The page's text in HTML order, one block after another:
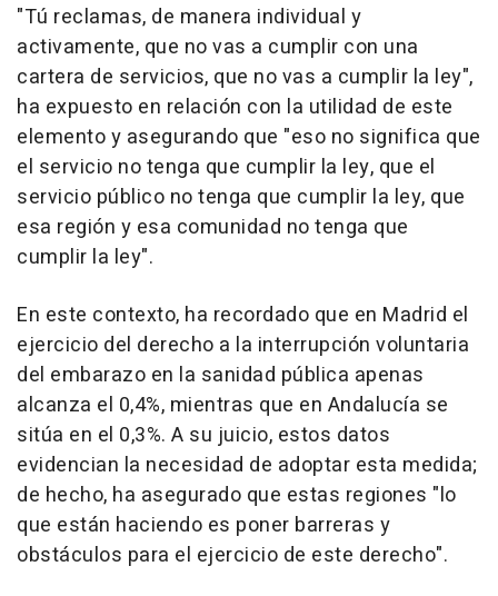
"Tú reclamas, de manera individual y
activamente, que no vas a cumplir con una
cartera de servicios, que no vas a cumplir la ley",
ha expuesto en relación con la utilidad de este
elemento y asegurando que "eso no significa que
el servicio no tenga que cumplir la ley, que el
servicio público no tenga que cumplir la ley, que
esa región y esa comunidad no tenga que
cumplir la ley".
En este contexto, ha recordado que en Madrid el
ejercicio del derecho a la interrupción voluntaria
del embarazo en la sanidad pública apenas
alcanza el 0,4%, mientras que en Andalucía se
sitúa en el 0,3%. A su juicio, estos datos
evidencian la necesidad de adoptar esta medida;
de hecho, ha asegurado que estas regiones "lo
que están haciendo es poner barreras y
obstáculos para el ejercicio de este derecho".